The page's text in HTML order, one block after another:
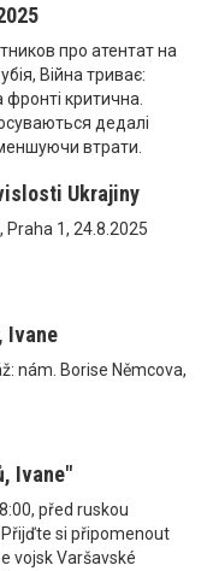
про атентат на
Війна триває:
фронті критична.
дедалі
втрати.
Ukrajiny
Praha 1, 24.8.2025
Ivane
nám. Borise Němcova,
Ivane"
před ruskou
si připomenout
vojsk Varšavské